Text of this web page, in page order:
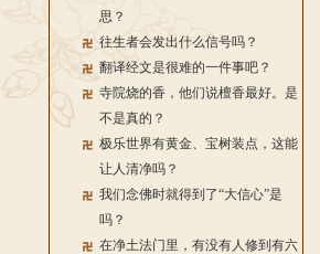
思？
往生者会发出什么信号吗？
翻译经文是很难的一件事吧？
寺院烧的香，他们说檀香最好。是
不是真的？
极乐世界有黄金、宝树装点，这能
让人清净吗？
我们念佛时就得到了“大信心”是
吗？
在净土法门里，有没有人修到有六